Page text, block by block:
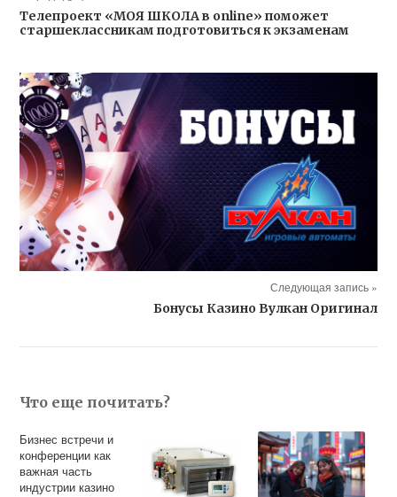
Телепроект «МОЯ ШКОЛА в online» поможет
старшеклассникам подготовиться к экзаменам
Следующая запись »
Бонусы Казино Вулкан Оригинал
Что еще почитать?
Бизнес встречи и
конференции как
важная часть
индустрии казино